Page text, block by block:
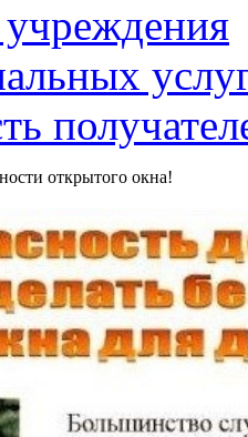
открытого окна!